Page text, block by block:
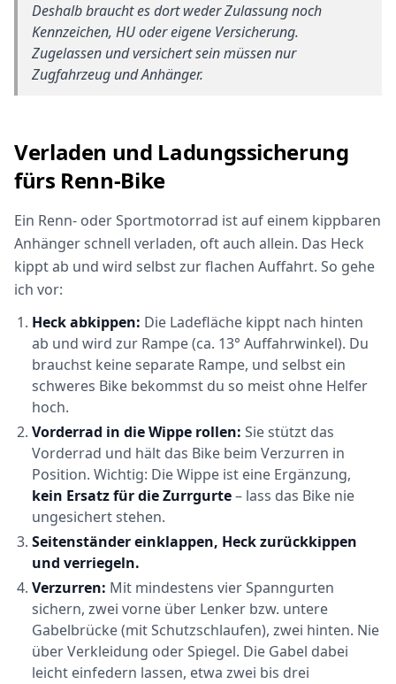
Deshalb braucht es dort weder Zulassung noch
Kennzeichen, HU oder eigene Versicherung.
Zugelassen und versichert sein müssen nur
Zugfahrzeug und Anhänger.
Verladen und Ladungssicherung
fürs Renn-Bike
Ein Renn- oder Sportmotorrad ist auf einem kippbaren
Anhänger schnell verladen, oft auch allein. Das Heck
kippt ab und wird selbst zur flachen Auffahrt. So gehe
ich vor:
Heck abkippen: Die Ladefläche kippt nach hinten
ab und wird zur Rampe (ca. 13° Auffahrwinkel). Du
brauchst keine separate Rampe, und selbst ein
schweres Bike bekommst du so meist ohne Helfer
hoch.
Vorderrad in die Wippe rollen: Sie stützt das
Vorderrad und hält das Bike beim Verzurren in
Position. Wichtig: Die Wippe ist eine Ergänzung,
kein Ersatz für die Zurrgurte– lass das Bike nie
ungesichert stehen.
Seitenständer einklappen, Heck zurückkippen
und verriegeln.
Verzurren: Mit mindestens vier Spanngurten
sichern, zwei vorne über Lenker bzw. untere
Gabelbrücke (mit Schutzschlaufen), zwei hinten. Nie
über Verkleidung oder Spiegel. Die Gabel dabei
leicht einfedern lassen, etwa zwei bis drei